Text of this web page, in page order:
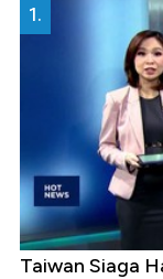
1.
Taiwan Siaga